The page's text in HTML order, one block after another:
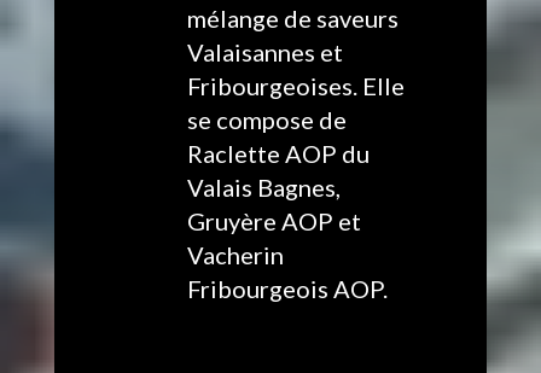
mélange de saveurs
Valaisannes et
Fribourgeoises. Elle
se compose de
Raclette AOP du
Valais Bagnes,
Gruyère AOP et
Vacherin
Fribourgeois AOP.